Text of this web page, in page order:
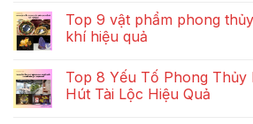
Top 9 vật phẩm phong
khí hiệu quả
Top 8 Yếu Tố Phong Thủy
Hút Tài Lộc Hiệu Quả